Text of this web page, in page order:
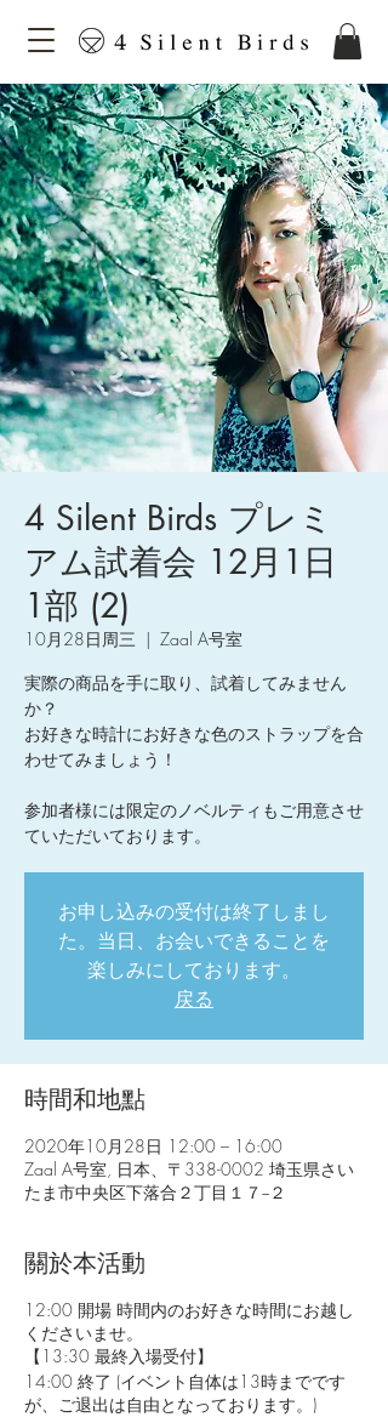
4 Silent Birds プレミ
アム試着会 12月1日
1部 (2)
10月28日周三
  |
Zaal A号室
実際の商品を手に取り、試着してみません
か？
お好きな時計にお好きな色のストラップを合
わせてみましょう！
参加者様には限定のノベルティもご用意させ
ていただいております。
お申し込みの受付は終了しまし
た。当日、お会いできることを
楽しみにしております。
戻る
時間和地點
2020年10月28日 12:00 – 16:00
Zaal A号室, 日本、〒338-0002 埼玉県さい
たま市中央区下落合２丁目１７−２
關於本活動
12:00 開場 時間内のお好きな時間にお越し
くださいませ。
【13:30 最終入場受付】
14:00 終了 (イベント自体は13時までです
が、ご退出は自由となっております。)